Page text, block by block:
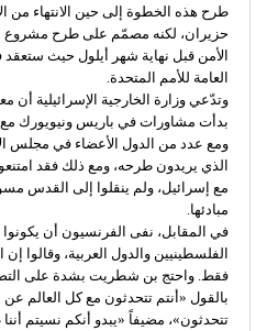
حزيران، لكنه مصمّم على طرح مشروع
الأمن قبل نهاية شهر أيلول حيث
العامة للأمم المتحدة.
وتدّعي وزارة الخارجية الإسرائيلية أن
بدأت مشاورات في باريس ونيويورك مع
ومع عدد من الدول الأعضاء في مجلس
الذي يريدون طرحه، ومع ذلك فقد
مع إسرائيل، ولم ينقلوا إلى القدس
مبادئها.
في المقابل، نفى الفرنسيون أن
الفلسطينيين والدول العربية، وقالوا إن
فقط. واحتج بن شطريت بشدة على
بالقول «أنتم تتحدثون مع كل العالم عن
تتحدثون»، مضيفاً «يبدو أنكم نسيتم